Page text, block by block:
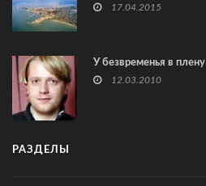
17.04.2015
У безвременья в плену
12.03.2010
РАЗДЕЛЫ